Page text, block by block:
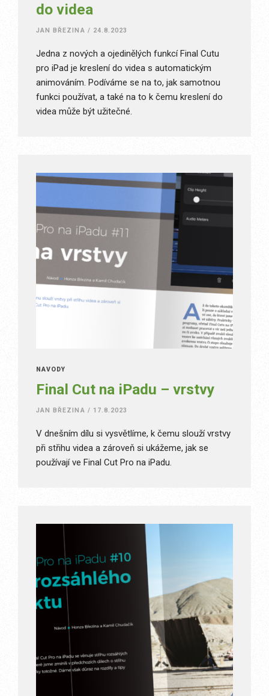
do videa
JAN BŘEZINA / 24.8.2023
Jedna z nových a ojedinělých funkcí Final Cutu
pro iPad je kreslení do videa s automatickým
animováním. Podíváme se na to, jak samotnou
funkci používat, a také na to k čemu kreslení do
videa může být užitečné.
NÁVODY
Final Cut na iPadu – vrstvy
JAN BŘEZINA / 17.8.2023
V dnešním dílu si vysvětlíme, k čemu slouží vrstvy
při střihu videa a zároveň si ukážeme, jak se
používají ve Final Cut Pro na iPadu.